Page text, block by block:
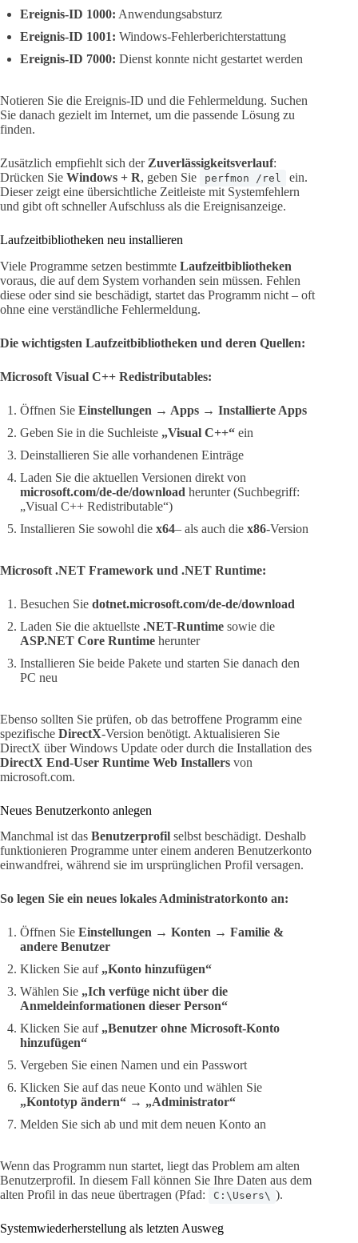
Ereignis-ID 1000: Anwendungsabsturz
Ereignis-ID 1001: Windows-Fehlerberichterstattung
Ereignis-ID 7000: Dienst konnte nicht gestartet werden
Notieren Sie die Ereignis-ID und die Fehlermeldung. Suchen
Sie danach gezielt im Internet, um die passende Lösung zu
finden.
Zusätzlich empfiehlt sich der Zuverlässigkeitsverlauf:
Drücken Sie Windows + R, geben Sie perfmon /rel
ein.
Dieser zeigt eine übersichtliche Zeitleiste mit Systemfehlern
und gibt oft schneller Aufschluss als die Ereignisanzeige.
Laufzeitbibliotheken neu installieren
Viele Programme setzen bestimmte Laufzeitbibliotheken
voraus, die auf dem System vorhanden sein müssen. Fehlen
diese oder sind sie beschädigt, startet das Programm nicht – oft
ohne eine verständliche Fehlermeldung.
Die wichtigsten Laufzeitbibliotheken und deren Quellen:
Microsoft Visual C++ Redistributables:
Öffnen Sie Einstellungen → Apps → Installierte Apps
Geben Sie in die Suchleiste „Visual C++“ ein
Deinstallieren Sie alle vorhandenen Einträge
Laden Sie die aktuellen Versionen direkt von
microsoft.com/de-de/download herunter (Suchbegriff:
„Visual C++ Redistributable“)
Installieren Sie sowohl die x64– als auch die x86-Version
Microsoft .NET Framework und .NET Runtime:
Besuchen Sie dotnet.microsoft.com/de-de/download
Laden Sie die aktuellste .NET-Runtime sowie die
ASP.NET Core Runtime herunter
Installieren Sie beide Pakete und starten Sie danach den
PC neu
Ebenso sollten Sie prüfen, ob das betroffene Programm eine
spezifische DirectX-Version benötigt. Aktualisieren Sie
DirectX über Windows Update oder durch die Installation des
DirectX End-User Runtime Web Installers von
microsoft.com.
Neues Benutzerkonto anlegen
Manchmal ist das Benutzerprofil selbst beschädigt. Deshalb
funktionieren Programme unter einem anderen Benutzerkonto
einwandfrei, während sie im ursprünglichen Profil versagen.
So legen Sie ein neues lokales Administratorkonto an:
Öffnen Sie Einstellungen → Konten → Familie &
andere Benutzer
Klicken Sie auf „Konto hinzufügen“
Wählen Sie „Ich verfüge nicht über die
Anmeldeinformationen dieser Person“
Klicken Sie auf „Benutzer ohne Microsoft-Konto
hinzufügen“
Vergeben Sie einen Namen und ein Passwort
Klicken Sie auf das neue Konto und wählen Sie
„Kontotyp ändern“ → „Administrator“
Melden Sie sich ab und mit dem neuen Konto an
Wenn das Programm nun startet, liegt das Problem am alten
Benutzerprofil. In diesem Fall können Sie Ihre Daten aus dem
alten Profil in das neue übertragen (Pfad:
C:\Users\ ).
Systemwiederherstellung als letzten Ausweg